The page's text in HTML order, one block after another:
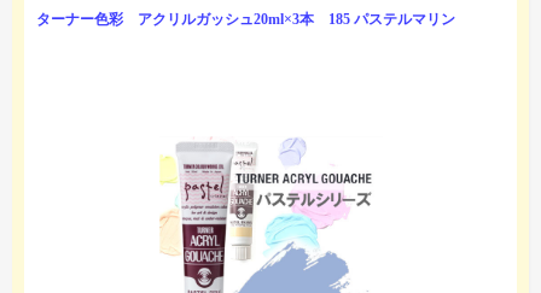
ターナー色彩 アクリルガッシュ20ml×3本 185 パステルマリン